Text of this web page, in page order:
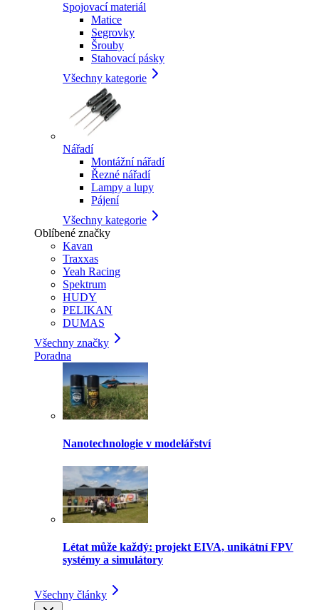
Spojovací materiál
Matice
Segrovky
Šrouby
Stahovací pásky
Všechny kategorie
Nářadí
Montážní nářadí
Řezné nářadí
Lampy a lupy
Pájení
Všechny kategorie
Oblíbené značky
Kavan
Traxxas
Yeah Racing
Spektrum
HUDY
PELIKAN
DUMAS
Všechny značky
Poradna
Nanotechnologie v modelářství
Létat může každý: projekt EIVA, unikátní FPV
systémy a simulátory
Všechny články